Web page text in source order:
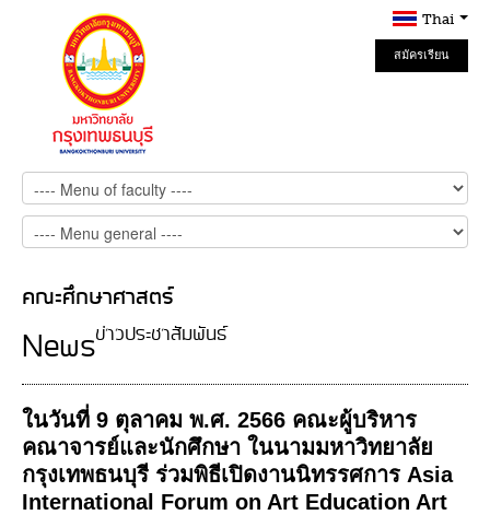
Thai
สมัครเรียน
Online
คณะศึกษาศาสตร์
ข่าวประชาสัมพันธ์
News
ในวันที่ 9 ตุลาคม พ.ศ. 2566 คณะผู้บริหาร
คณาจารย์และนักศึกษา ในนามมหาวิทยาลัย
กรุงเทพธนบุรี ร่วมพิธีเปิดงานนิทรรศการ Asia
International Forum on Art Education Art